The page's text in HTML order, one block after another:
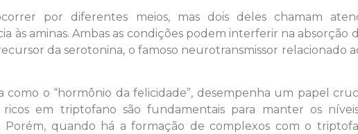
por diferentes meios, mas dois deles chamam
às aminas. Ambas as condições podem interferir na absorção
da serotonina, o famoso neurotransmissor relacionado
como o “hormônio da felicidade”, desempenha um papel
ricos em triptofano são fundamentais para manter os
Porém, quando há a formação de complexos com o